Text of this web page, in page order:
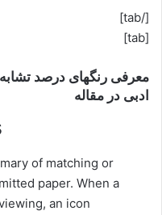
[/tab]
[tab]
ادبی در مقاله
of matching or
paper. When a
an icon